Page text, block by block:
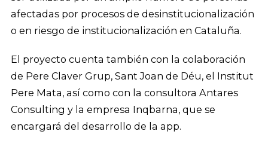
afectadas por procesos de desinstitucionalización
o en riesgo de institucionalización en Cataluña.
El proyecto cuenta también con la colaboración
de Pere Claver Grup, Sant Joan de Déu, el Institut
Pere Mata, así como con la consultora Antares
Consulting y la empresa Inqbarna, que se
encargará del desarrollo de la app.